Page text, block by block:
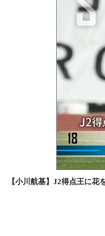
【小川航基】J2得点王に花